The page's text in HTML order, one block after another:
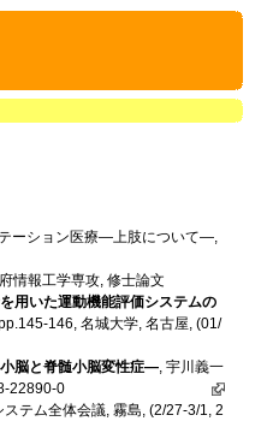
ーション医療―上肢について―,
情報工学専攻, 修士論文
用いた運動機能評価システムの
146, 名城大学, 名古屋, (01/
脳と脊髄小脳変性症―, 宇川義一
22890-0
ステム全体会議, 霧島, (2/27-3/1, 2